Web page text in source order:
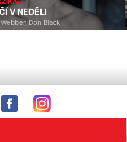
V NEDĚLI
Don Black